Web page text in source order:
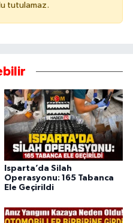
tutulamaz.
Isparta’da Silah
Operasyonu: 165 Tabanca
Ele Geçirildi